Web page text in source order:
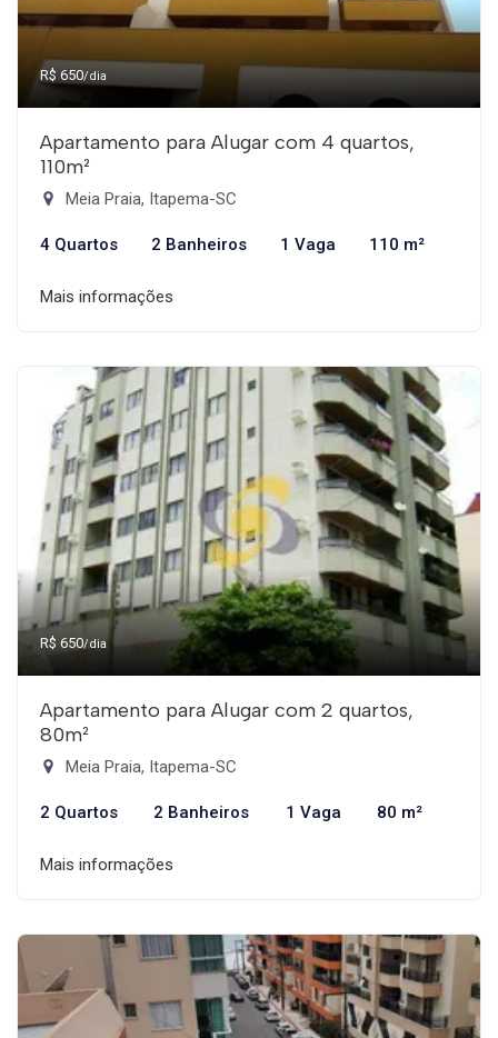
R$ 650/dia
Apartamento para Alugar com 4 quartos,
110m²
Meia Praia, Itapema-SC
4 Quartos 2 Banheiros 1 Vaga 110 m²
Mais informações
R$ 650/dia
Apartamento para Alugar com 2 quartos,
80m²
Meia Praia, Itapema-SC
2 Quartos 2 Banheiros 1 Vaga 80 m²
Mais informações